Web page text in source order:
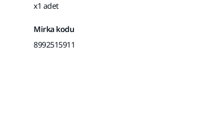
x1 adet
Mirka kodu
8992515911